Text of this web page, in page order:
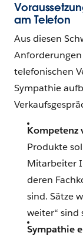
am Telefon
Aus diesen
telefonischen
Sympathie
Produkte
Mitarbeiter
deren
sind. Sätze
weiter“ sind
Sympathie